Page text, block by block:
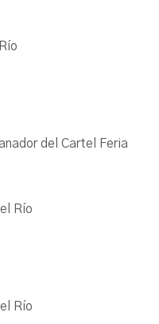
del Cartel Feria
Río
Río